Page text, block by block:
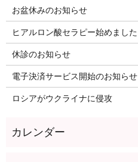
お盆休みのお知らせ
ヒアルロン酸セラピー始めました
休診のお知らせ
電子決済サービス開始のお知らせ
ロシアがウクライナに侵攻